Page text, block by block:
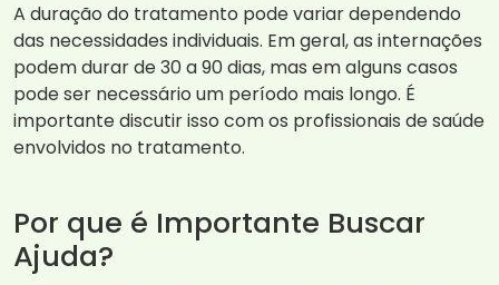
A duração do tratamento pode variar dependendo
das necessidades individuais. Em geral, as internações
podem durar de 30 a 90 dias, mas em alguns casos
pode ser necessário um período mais longo. É
importante discutir isso com os profissionais de saúde
envolvidos no tratamento.
Por que é Importante Buscar
Ajuda?